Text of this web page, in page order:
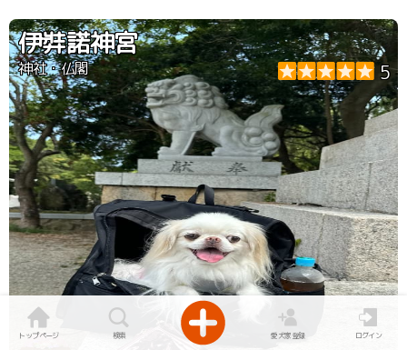
伊弉諾神宮
神社・仏閣 5
トップページ 検索 愛犬家登録 ログイン